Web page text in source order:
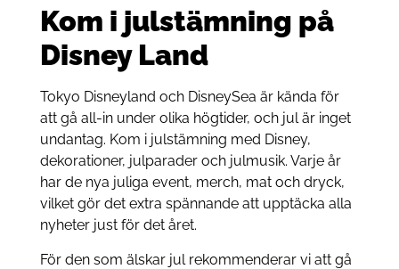
Kom i julstämning på
Disney Land
Tokyo Disneyland och DisneySea är kända för
att gå all-in under olika högtider, och jul är inget
undantag. Kom i julstämning med Disney,
dekorationer, julparader och julmusik. Varje år
har de nya juliga event, merch, mat och dryck,
vilket gör det extra spännande att upptäcka alla
nyheter just för det året.
För den som älskar jul rekommenderar vi att gå